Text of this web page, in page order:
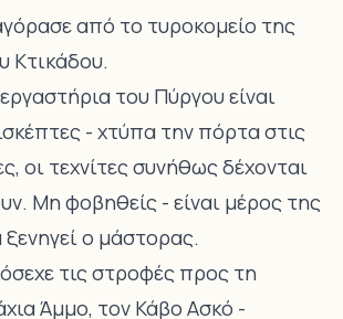
από το τυροκομείο της
Κτικάδου.
του Πύργου είναι
- χτύπα την πόρτα στις
οι τεχνίτες συνήθως δέχονται
Μη φοβηθείς - είναι μέρος της
ο μάστορας.
τις στροφές προς τη
Άμμο, τον Κάβο Ασκό -